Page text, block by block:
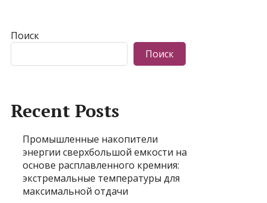
Поиск
Поиск
Recent Posts
Промышленные накопители
энергии сверхбольшой емкости на
основе расплавленного кремния:
экстремальные температуры для
максимальной отдачи